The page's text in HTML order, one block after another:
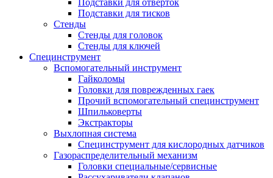
Подставки для отверток
Подставки для тисков
Стенды
Стенды для головок
Стенды для ключей
Специнструмент
Вспомогательный инструмент
Гайколомы
Головки для поврежденных гаек
Прочий вспомогательный специнструмент
Шпильковерты
Экстракторы
Выхлопная система
Специнструмент для кислородных датчиков
Газораспределительный механизм
Головки специальные/сервисные